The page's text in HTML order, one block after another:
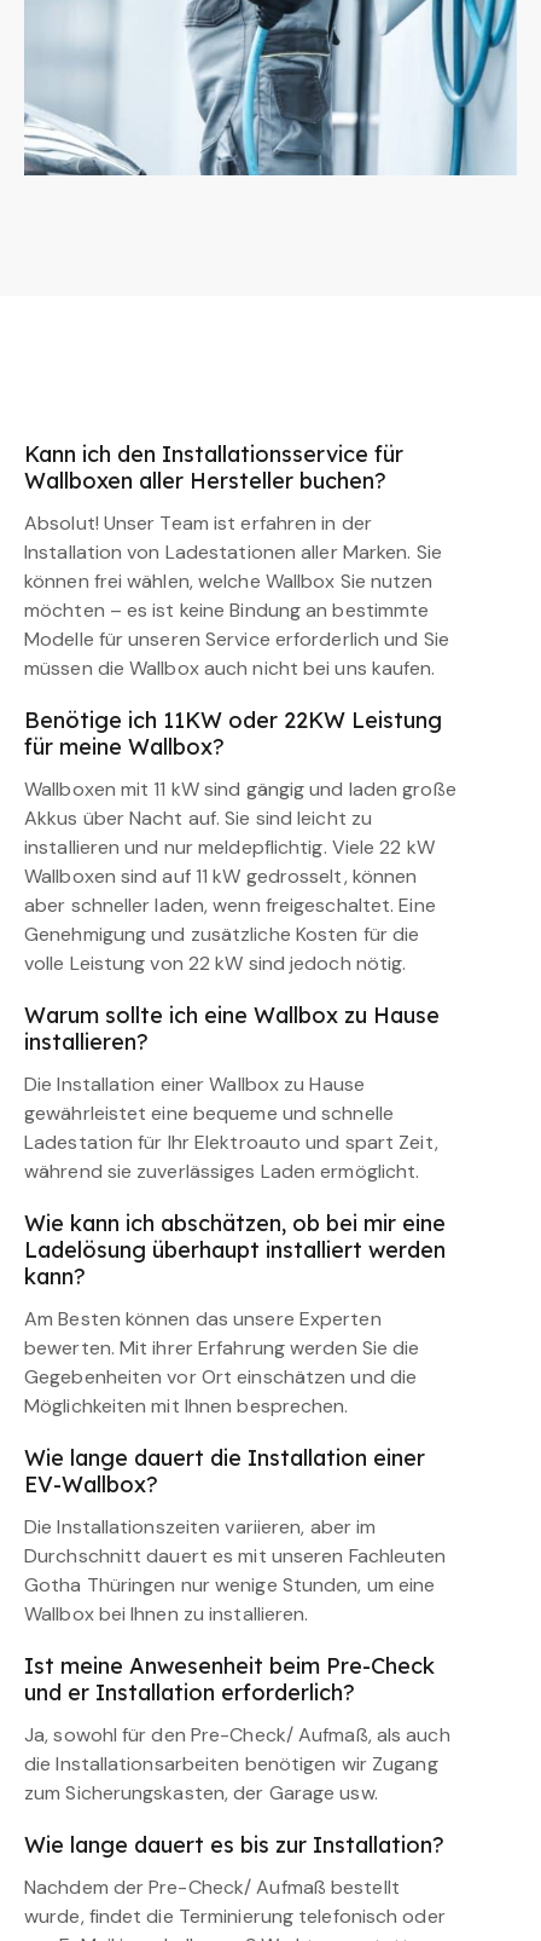
Kann ich den Installationsservice für
Wallboxen aller Hersteller buchen?
Absolut! Unser Team ist erfahren in der
Installation von Ladestationen aller Marken. Sie
können frei wählen, welche Wallbox Sie nutzen
möchten – es ist keine Bindung an bestimmte
Modelle für unseren Service erforderlich und Sie
müssen die Wallbox auch nicht bei uns kaufen.
Benötige ich 11KW oder 22KW Leistung
für meine Wallbox?
Wallboxen mit 11 kW sind gängig und laden große
Akkus über Nacht auf. Sie sind leicht zu
installieren und nur meldepflichtig. Viele 22 kW
Wallboxen sind auf 11 kW gedrosselt, können
aber schneller laden, wenn freigeschaltet. Eine
Genehmigung und zusätzliche Kosten für die
volle Leistung von 22 kW sind jedoch nötig.
Warum sollte ich eine Wallbox zu Hause
installieren?
Die Installation einer Wallbox zu Hause
gewährleistet eine bequeme und schnelle
Ladestation für Ihr Elektroauto und spart Zeit,
während sie zuverlässiges Laden ermöglicht.
Wie kann ich abschätzen, ob bei mir eine
Ladelösung überhaupt installiert werden
kann?
Am Besten können das unsere Experten
bewerten. Mit ihrer Erfahrung werden Sie die
Gegebenheiten vor Ort einschätzen und die
Möglichkeiten mit Ihnen besprechen.
Wie lange dauert die Installation einer
EV-Wallbox?
Die Installationszeiten variieren, aber im
Durchschnitt dauert es mit unseren Fachleuten
Gotha Thüringen nur wenige Stunden, um eine
Wallbox bei Ihnen zu installieren.
Ist meine Anwesenheit beim Pre-Check
und er Installation erforderlich?
Ja, sowohl für den Pre-Check/ Aufmaß, als auch
die Installationsarbeiten benötigen wir Zugang
zum Sicherungskasten, der Garage usw.
Wie lange dauert es bis zur Installation?
Nachdem der Pre-Check/ Aufmaß bestellt
wurde, findet die Terminierung telefonisch oder